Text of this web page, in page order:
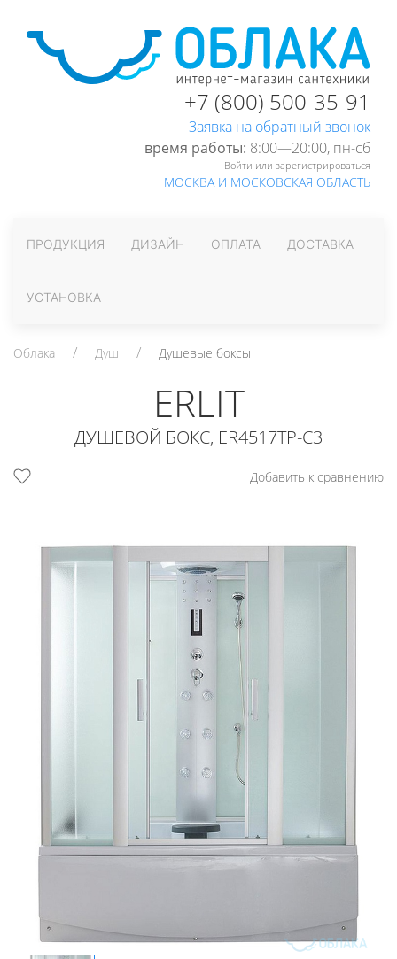
+7 (800) 500-35-91
Заявка на обратный звонок
время работы: 8:00—20:00, пн-cб
Войти или зарегистрироваться
МОСКВА И МОСКОВСКАЯ ОБЛАСТЬ
ПРОДУКЦИЯ ДИЗАЙН ОПЛАТА ДОСТАВКА
УСТАНОВКА
Облака Душ Душевые боксы
ERLIT
ДУШЕВОЙ БОКС, ER4517TP-C3
Добавить к сравнению